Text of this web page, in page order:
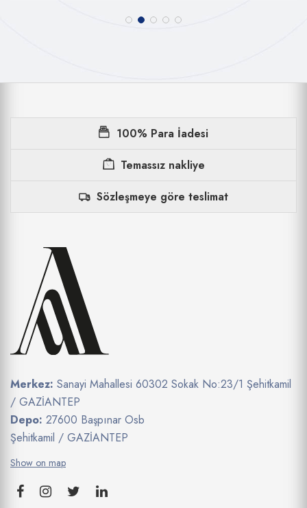
100% Para İadesi
Temassız nakliye
Sözleşmeye göre teslimat
Merkez: Sanayi Mahallesi 60302 Sokak No:23/1 Şehitkamil
/ GAZİANTEP
Depo: 27600 Başpınar Osb
Şehitkamil / GAZİANTEP
Show on map